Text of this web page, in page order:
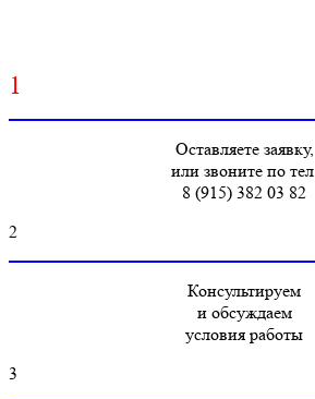
1
Оставляете заявку,
или звоните по тел.
8 (915) 382 03 82
2
Консультируем
и обсуждаем
условия работы
3